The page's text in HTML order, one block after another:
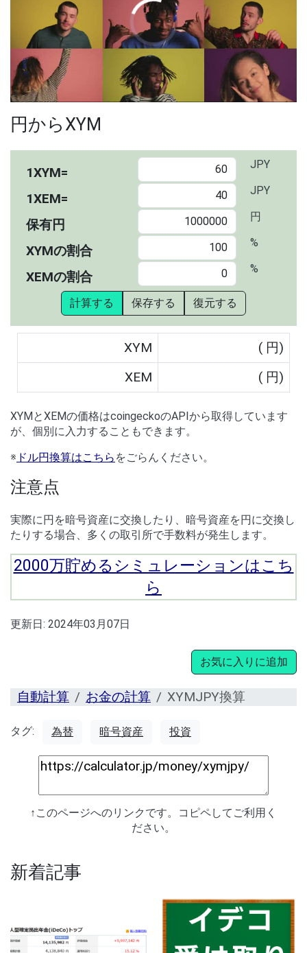
円からXYM
1XYM=
JPY
1XEM=
JPY
保有円
円
XYMの割合
%
XEMの割合
%
計算する 保存する 復元する
XYM ( 円)
XEM
( 円)
XYMとXEMの価格はcoingeckoのAPIから取得しています
が、個別に入力することもできます。
※ ドル円換算はこちら をごらんください。
注意点
実際に円を暗号資産に交換したり、暗号資産を円に交換し
たりする場合、多くの取引所で手数料が発生します。
2000万貯めるシミュレーションはこち
ら
更新日: 2024年03月07日
お気に入りに追加
自動計算 お金の計算 XYMJPY換算
タグ: 為替 暗号資産 投資
↑このページへのリンクです。コピペしてご利用く
ださい。
新着記事